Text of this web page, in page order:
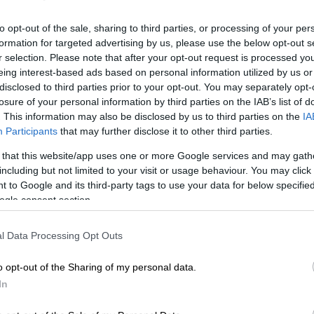
opt-out of the sale, sharing to third parties, or processing of your
for targeted advertising by us, please use the below opt-out
selection. Please note that after your opt-out request is processed
interest-based ads based on personal information utilized by us
to third parties prior to your opt-out. You may separately
of your personal information by third parties on the IAB’s list of
This information may also be disclosed by us to third parties on the
Participants that may further disclose it to other third parties.
that this website/app uses one or more Google services and may
but not limited to your visit or usage behaviour. You may
to Google and its third-party tags to use your data for below
consent section.
Data Processing Opt Outs
opt-out of the Sharing of my personal data.
και υπογράμμισε για άλλη μια φορά τη
των Τουρκοκυπρίων.
η Τουρκία παρακολουθεί στενάτην
Κύπρο, υπογραμμίζοντας ότι τέτοιες
παρελθόν, συνεχίζουν να αποτελούν
.
Φιντάν: Η θετική ατζέντα και οι
Τουρκίας να συνεχίσει να λαμβάνει
μέτραγια να διασφαλίσει την